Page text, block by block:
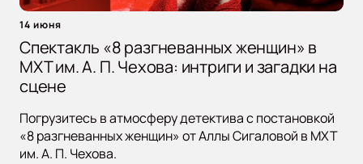
14 июня
Спектакль «8 разгневанных женщин» в
МХТ им. А. П. Чехова: интриги и загадки на
сцене
Погрузитесь в атмосферу детектива с постановкой
«8 разгневанных женщин» от Аллы Сигаловой в МХТ
им. А. П. Чехова.